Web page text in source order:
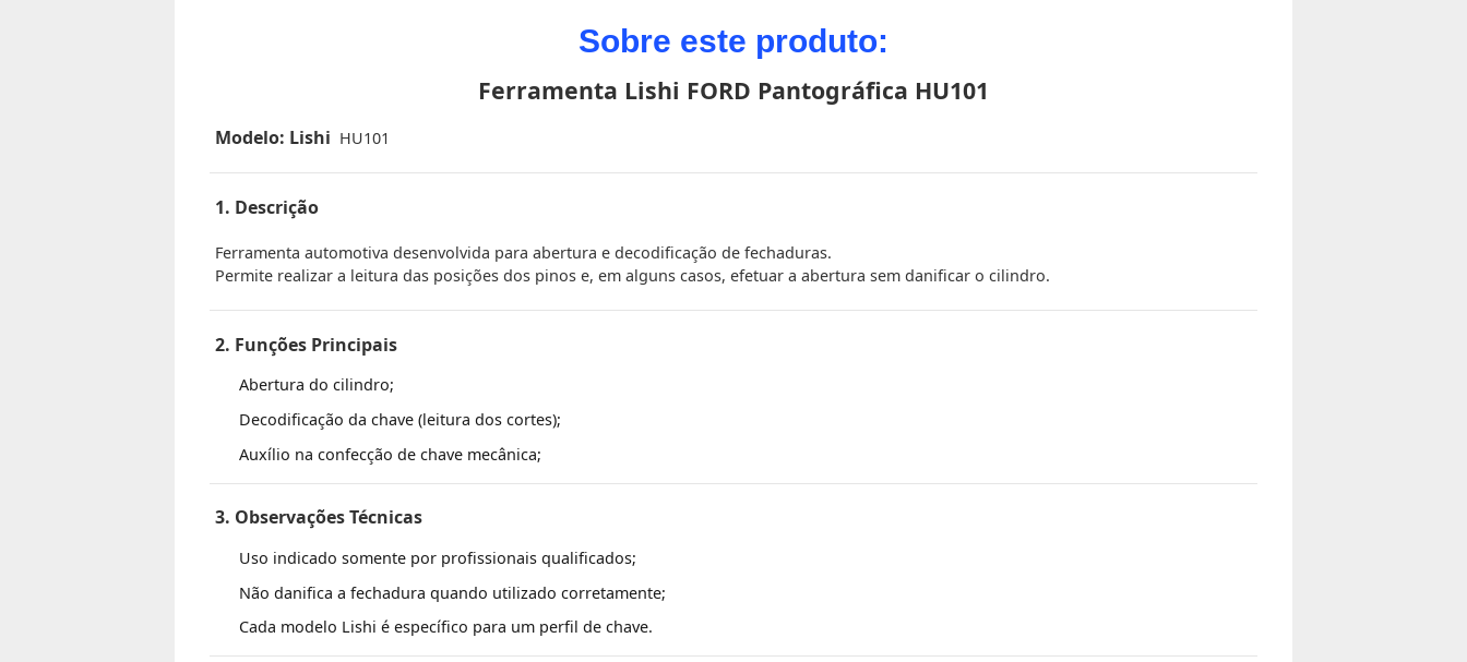
Sobre este produto:
Ferramenta Lishi FORD Pantográfica HU101
Modelo: Lishi  HU101
1. Descrição
Ferramenta automotiva desenvolvida para abertura e decodificação de fechaduras.
Permite realizar a leitura das posições dos pinos e, em alguns casos, efetuar a abertura sem danificar o cilindro.
2. Funções Principais
Abertura do cilindro;
Decodificação da chave (leitura dos cortes);
Auxílio na confecção de chave mecânica;
3. Observações Técnicas
Uso indicado somente por profissionais qualificados;
Não danifica a fechadura quando utilizado corretamente;
Cada modelo Lishi é específico para um perfil de chave.